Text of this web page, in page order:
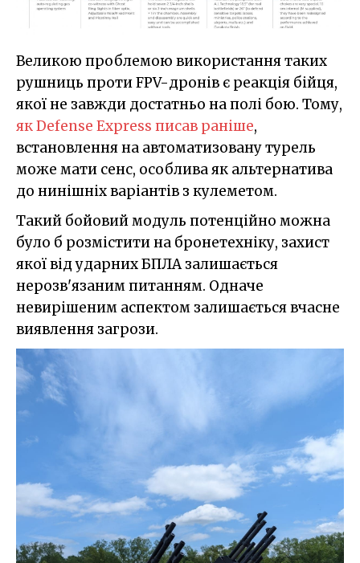
Великою проблемою використання таких
рушниць проти FPV-дронів є реакція бійця,
якої не завжди достатньо на полі бою. Тому,
як Defense Express писав раніше,
встановлення на автоматизовану турель
може мати сенс, особлива як альтернатива
до нинішніх варіантів з кулеметом.
Такий бойовий модуль потенційно можна
було б розмістити на бронетехніку, захист
якої від ударних БПЛА залишається
нерозв'язаним питанням. Одначе
невирішеним аспектом залишається вчасне
виявлення загрози.